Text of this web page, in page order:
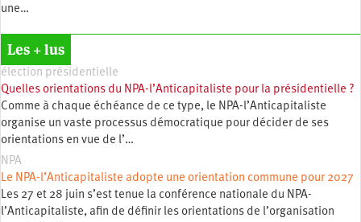
une…
Les + lus
élection présidentielle
Quelles orientations du NPA-l’Anticapitaliste pour la présidentielle ?
Comme à chaque échéance de ce type, le NPA-l’Anticapitaliste
organise un vaste processus démocratique pour décider de ses
orientations en vue de l’…
NPA
Le NPA-l’Anticapitaliste adopte une orientation commune pour 2027
Les 27 et 28 juin s’est tenue la conférence nationale du NPA-
l’Anticapitaliste, afin de définir les orientations de l’organisation